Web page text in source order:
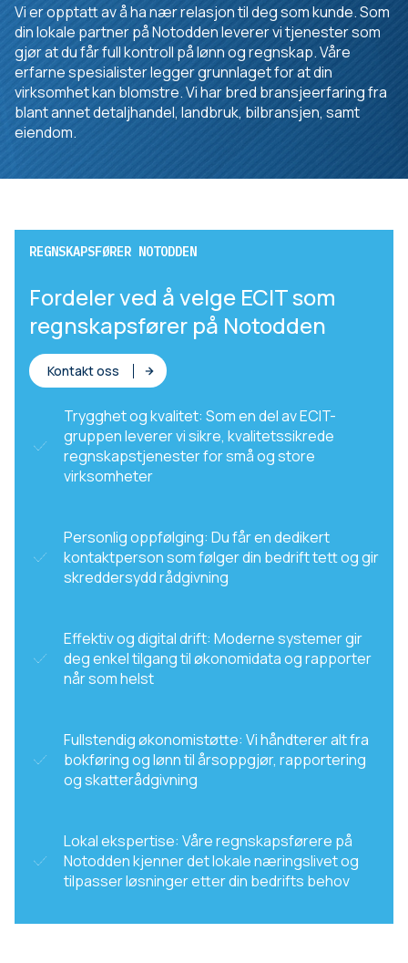
Vi er opptatt av å ha nær relasjon til deg som kunde. Som
din lokale partner på Notodden leverer vi tjenester som
gjør at du får full kontroll på lønn og regnskap. Våre
erfarne spesialister legger grunnlaget for at din
virksomhet kan blomstre. Vi har bred bransjeerfaring fra
blant annet detaljhandel, landbruk, bilbransjen, samt
eiendom.
REGNSKAPSFØRER NOTODDEN
Fordeler ved å velge ECIT som
regnskapsfører på Notodden
Kontakt oss
Trygghet og kvalitet: Som en del av ECIT-
gruppen leverer vi sikre, kvalitetssikrede
regnskapstjenester for små og store
virksomheter
Personlig oppfølging: Du får en dedikert
kontaktperson som følger din bedrift tett og gir
skreddersydd rådgivning
Effektiv og digital drift: Moderne systemer gir
deg enkel tilgang til økonomidata og rapporter
når som helst
Fullstendig økonomistøtte: Vi håndterer alt fra
bokføring og lønn til årsoppgjør, rapportering
og skatterådgivning
Lokal ekspertise: Våre regnskapsførere på
Notodden kjenner det lokale næringslivet og
tilpasser løsninger etter din bedrifts behov